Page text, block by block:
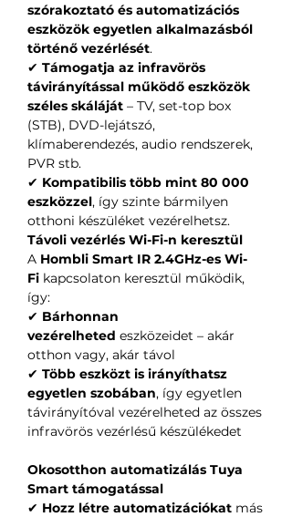
szórakoztató és automatizációs
eszközök egyetlen alkalmazásból
történő vezérlését.
✔ Támogatja az infravörös
távirányítással működő eszközök
széles skáláját – TV, set-top box
(STB), DVD-lejátszó,
klímaberendezés, audio rendszerek,
PVR stb.
✔ Kompatibilis több mint 80 000
eszközzel, így szinte bármilyen
otthoni készüléket vezérelhetsz.
Távoli vezérlés Wi-Fi-n keresztül
A Hombli Smart IR 2.4GHz-es Wi-
Fi kapcsolaton keresztül működik,
így:
✔ Bárhonnan
vezérelheted eszközeidet – akár
otthon vagy, akár távol
✔ Több eszközt is irányíthatsz
egyetlen szobában, így egyetlen
távirányítóval vezérelheted az összes
infravörös vezérlésű készülékedet
Okosotthon automatizálás Tuya
Smart támogatással
✔ Hozz létre automatizációkat más